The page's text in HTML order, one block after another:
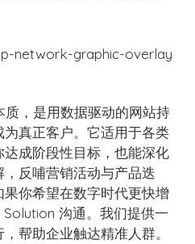
质，是用数据驱动的网站持
真正客户。它适用于各类
成阶段性目标，也能深化
反哺营销活动与产品迭
果你希望在数字时代更快增
沟通。我们提供一
帮助企业触达精准人群。